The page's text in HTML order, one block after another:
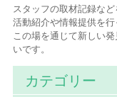
スタッフの取材記録な
活動紹介や情報提供を行
この場を通じて新しい
いです。
カテゴリー